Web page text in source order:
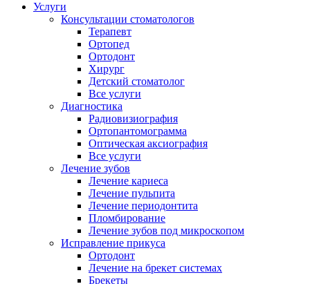
Услуги
Консультации стоматологов
Терапевт
Ортопед
Ортодонт
Хирург
Детский стоматолог
Все услуги
Диагностика
Радиовизиография
Ортопантомограмма
Оптическая аксиография
Все услуги
Лечение зубов
Лечение кариеса
Лечение пульпита
Лечение периодонтита
Пломбирование
Лечение зубов под микроскопом
Исправление прикуса
Ортодонт
Лечение на брекет системах
Брекеты